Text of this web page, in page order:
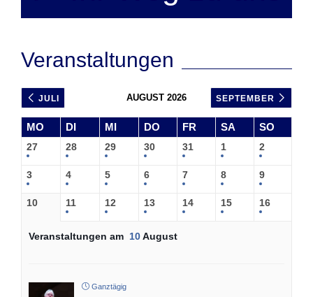
Veranstaltungen
JULI AUGUST 2026 SEPTEMBER
MO DI MI DO FR SA SO
27 28 29 30 31 1 2
3 4 5 6 7 8 9
10 11 12 13 14 15 16
Veranstaltungen am 10August
Ganztägig